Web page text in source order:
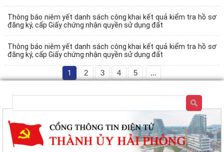
Thông báo niêm yết danh sách công khai kết quả kiểm tra hồ sơ
đăng ký, cấp Giấy chứng nhận quyền sử dụng đất
Thông báo niêm yết danh sách công khai kết quả kiểm tra hồ sơ
đăng ký, cấp Giấy chứng nhận quyền sử dụng đất
1 2 3 4 5 ...